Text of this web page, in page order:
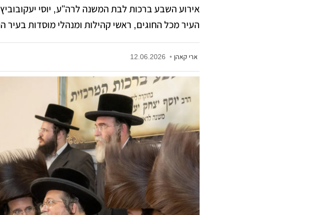
אירוע השבע ברכות לבת המשנה לרה"ע, יוסי
העיר מכל החוגים, ראשי קהילות ומנהלי מוסדות בעיר
ארי קאהן •
12.06.2026